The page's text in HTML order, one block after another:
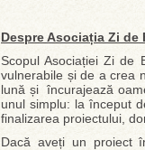
Despre Asociația Zi de
Scopul Asociației Zi de
vulnerabile și de a crea
lună și încurajează
unul simplu: la început
finalizarea proiectului,
Dacă aveți un proiect